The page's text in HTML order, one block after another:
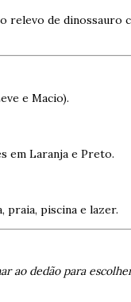
relevo de dinossauro
e Macio).
em Laranja e Preto.
praia, piscina e lazer.
ao dedão para